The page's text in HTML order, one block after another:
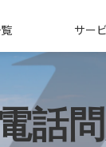
サー
話